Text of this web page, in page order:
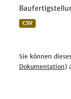
CSV
Sie können
Dokumentation)